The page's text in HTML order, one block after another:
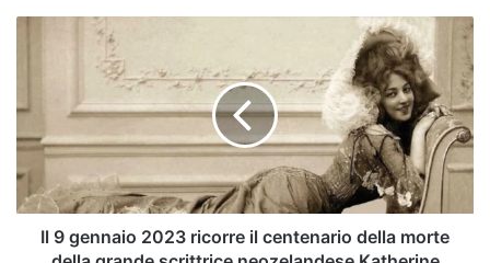
ricorre
il
centenario
della
morte
della
grande
Il 9 gennaio 2023 ricorre il centenario della morte